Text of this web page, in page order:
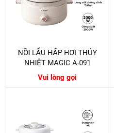
NỒI LẨU HẤP HƠI THỦY
NHIỆT MAGIC A-091
Vui lòng gọi